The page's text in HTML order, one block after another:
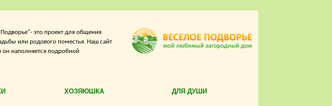
это проект для общения
или родового поместья. Наш сайт
он наполняется подробной
ХОЗЯЮШКА ДЛЯ ДУШИ